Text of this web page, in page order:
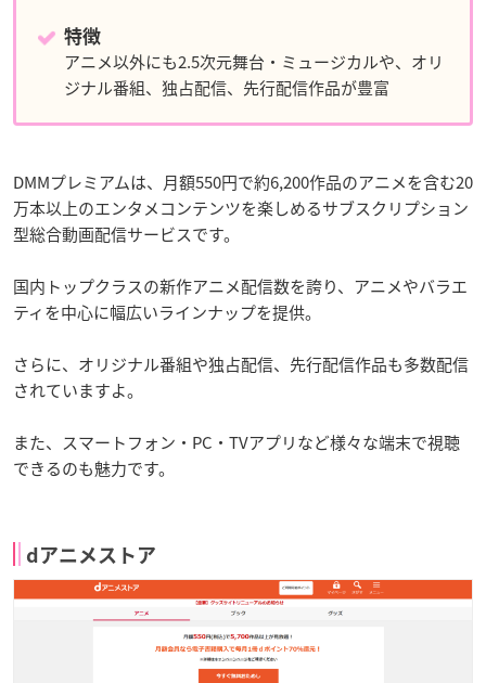
特徴
アニメ以外にも2.5次元舞台・ミュージカルや、オリ
ジナル番組、独占配信、先行配信作品が豊富
DMMプレミアムは、月額550円で約6,200作品のアニメを含む20
万本以上のエンタメコンテンツを楽しめるサブスクリプション
型総合動画配信サービスです。
国内トップクラスの新作アニメ配信数を誇り、アニメやバラエ
ティを中心に幅広いラインナップを提供。
さらに、オリジナル番組や独占配信、先行配信作品も多数配信
されていますよ。
また、スマートフォン・PC・TVアプリなど様々な端末で視聴
できるのも魅力です。
dアニメストア